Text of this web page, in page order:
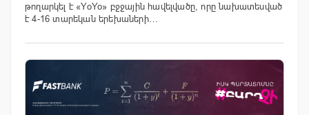
թողարկել է «YoYo» բջջային հավելվածը, որը նախատեսված
է 4-16 տարեկան երեխաների…